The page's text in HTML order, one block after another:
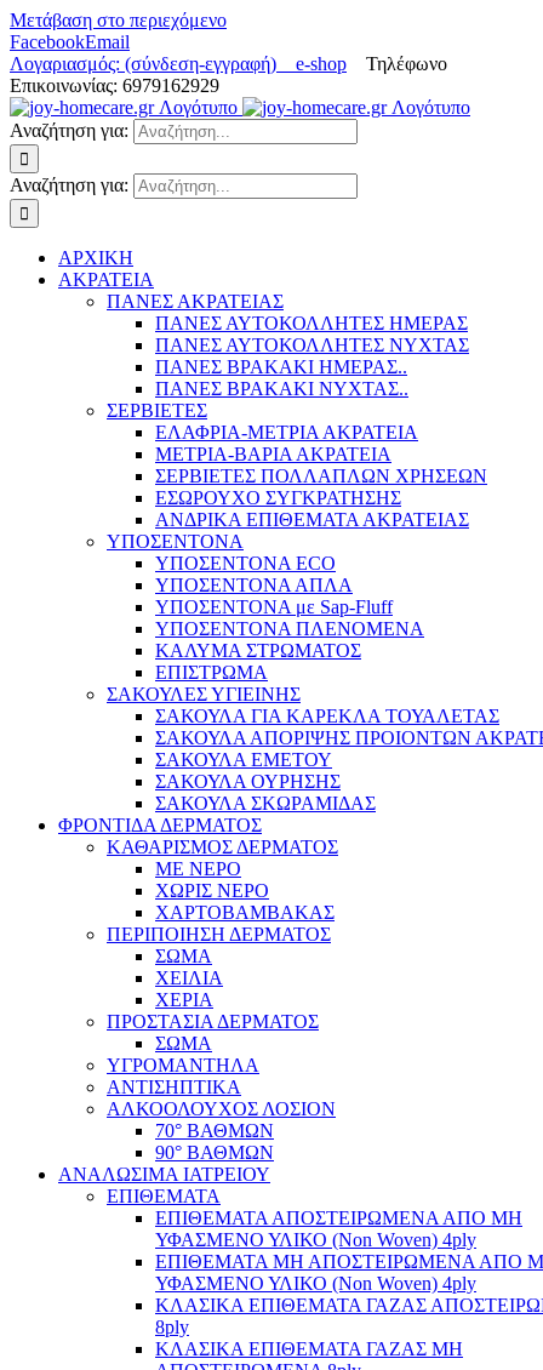
Μετάβαση στο περιεχόμενο
FacebookEmail
Λογαριασμός: (σύνδεση-εγγραφή) e-shop Τηλέφωνο
Επικοινωνίας: 6979162929
Αναζήτηση για:
Αναζήτηση για:
ΑΡΧΙΚΗ
ΑΚΡΑΤΕΙΑ
ΠΑΝΕΣ ΑΚΡΑΤΕΙΑΣ
ΠΑΝΕΣ ΑΥΤΟΚΟΛΛΗΤΕΣ ΗΜΕΡΑΣ
ΠΑΝΕΣ ΑΥΤΟΚΟΛΛΗΤΕΣ ΝΥΧΤΑΣ
ΠΑΝΕΣ ΒΡΑΚΑΚΙ ΗΜΕΡΑΣ..
ΠΑΝΕΣ ΒΡΑΚΑΚΙ ΝΥΧΤΑΣ..
ΣΕΡΒΙΕΤΕΣ
ΕΛΑΦΡΙΑ-ΜΕΤΡΙΑ ΑΚΡΑΤΕΙΑ
ΜΕΤΡΙΑ-ΒΑΡΙΑ ΑΚΡΑΤΕΙΑ
ΣΕΡΒΙΕΤΕΣ ΠΟΛΛΑΠΛΩΝ ΧΡΗΣΕΩΝ
ΕΣΩΡΟΥΧΟ ΣΥΓΚΡΑΤΗΣΗΣ
ΑΝΔΡΙΚΑ ΕΠΙΘΕΜΑΤΑ ΑΚΡΑΤΕΙΑΣ
ΥΠΟΣΕΝΤΟΝΑ
ΥΠΟΣΕΝΤΟΝΑ ECO
ΥΠΟΣΕΝΤΟΝΑ ΑΠΛΑ
ΥΠΟΣΕΝΤΟΝΑ με Sap-Fluff
ΥΠΟΣΕΝΤΟΝΑ ΠΛΕΝΟΜΕΝΑ
ΚΑΛΥΜΑ ΣΤΡΩΜΑΤΟΣ
ΕΠΙΣΤΡΩΜΑ
ΣΑΚΟΥΛΕΣ ΥΓΙΕΙΝΗΣ
ΣΑΚΟΥΛΑ ΓΙΑ ΚΑΡΕΚΛΑ ΤΟΥΑΛΕΤΑΣ
ΣΑΚΟΥΛΑ ΑΠΟΡΙΨΗΣ ΠΡΟΙΟΝΤΩΝ
ΣΑΚΟΥΛΑ ΕΜΕΤΟΥ
ΣΑΚΟΥΛΑ ΟΥΡΗΣΗΣ
ΣΑΚΟΥΛΑ ΣΚΩΡΑΜΙΔΑΣ
ΦΡΟΝΤΙΔΑ ΔΕΡΜΑΤΟΣ
ΚΑΘΑΡΙΣΜΟΣ ΔΕΡΜΑΤΟΣ
ΜΕ ΝΕΡΟ
ΧΩΡΙΣ ΝΕΡΟ
ΧΑΡΤΟΒΑΜΒΑΚΑΣ
ΠΕΡΙΠΟΙΗΣΗ ΔΕΡΜΑΤΟΣ
ΣΩΜΑ
ΧΕΙΛΙΑ
ΧΕΡΙΑ
ΠΡΟΣΤΑΣΙΑ ΔΕΡΜΑΤΟΣ
ΣΩΜΑ
ΥΓΡΟΜΑΝΤΗΛΑ
ΑΝΤΙΣΗΠΤΙΚΑ
ΑΛΚΟΟΛΟΥΧΟΣ ΛΟΣΙΟΝ
70° ΒΑΘΜΩΝ
90° ΒΑΘΜΩΝ
ΑΝΑΛΩΣΙΜΑ ΙΑΤΡΕΙΟΥ
ΕΠΙΘΕΜΑΤΑ
ΕΠΙΘΕΜΑΤΑ ΑΠΟΣΤΕΙΡΩΜΕΝΑ ΑΠΟ ΜΗ
ΥΦΑΣΜΕΝΟ ΥΛΙΚΟ (Non Woven) 4ply
ΕΠΙΘΕΜΑΤΑ ΜΗ ΑΠΟΣΤΕΙΡΩΜΕΝΑ ΑΠΟ
ΥΦΑΣΜΕΝΟ ΥΛΙΚΟ (Non Woven) 4ply
ΚΛΑΣΙΚΑ ΕΠΙΘΕΜΑΤΑ ΓΑΖΑΣ
8ply
ΚΛΑΣΙΚΑ ΕΠΙΘΕΜΑΤΑ ΓΑΖΑΣ ΜΗ